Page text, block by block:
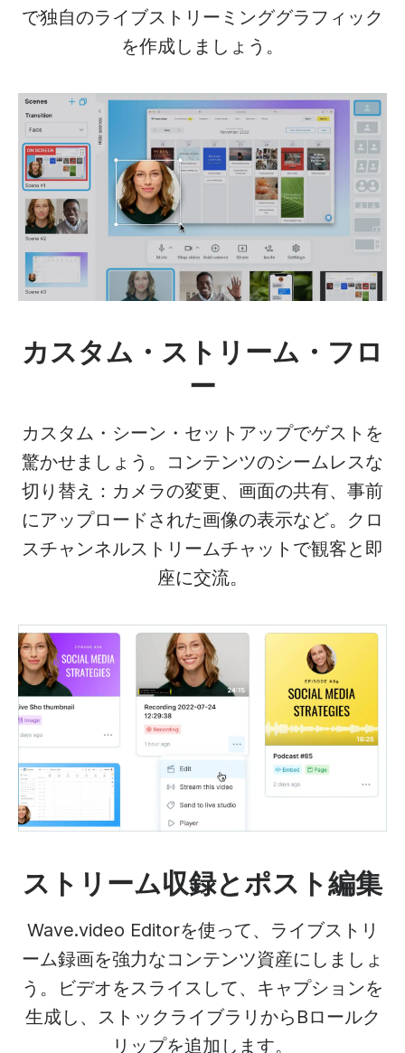
で独自のライブストリーミンググラフィック
を作成しましょう。
カスタム・ストリーム・フロ
ー
カスタム・シーン・セットアップでゲストを
驚かせましょう。コンテンツのシームレスな
切り替え：カメラの変更、画面の共有、事前
にアップロードされた画像の表示など。クロ
スチャンネルストリームチャットで観客と即
座に交流。
ストリーム収録とポスト編集
Wave.video Editorを使って、ライブストリ
ーム録画を強力なコンテンツ資産にしましょ
う。ビデオをスライスして、キャプションを
生成し、ストックライブラリからBロールク
リップを追加します。